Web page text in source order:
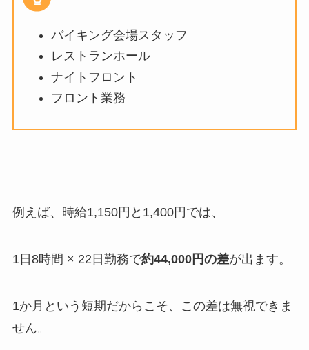
バイキング会場スタッフ
レストランホール
ナイトフロント
フロント業務
例えば、時給1,150円と 1,400円では、
1日 8時間 × 22 日勤務で約44,000円の差が出ます。
1か月という短期だからこそ、この差は無視できま
せん。